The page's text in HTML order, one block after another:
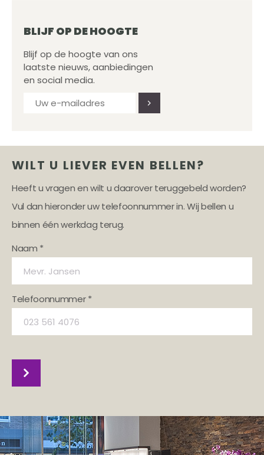
BLIJF OP DE HOOGTE
Blijf op de hoogte van ons
laatste nieuws, aanbiedingen
en social media.
WILT U LIEVER EVEN BELLEN?
Heeft u vragen en wilt u daarover teruggebeld worden?
Vul dan hieronder uw telefoonnummer in. Wij bellen u
binnen één werkdag terug.
Naam *
Telefoonnummer *